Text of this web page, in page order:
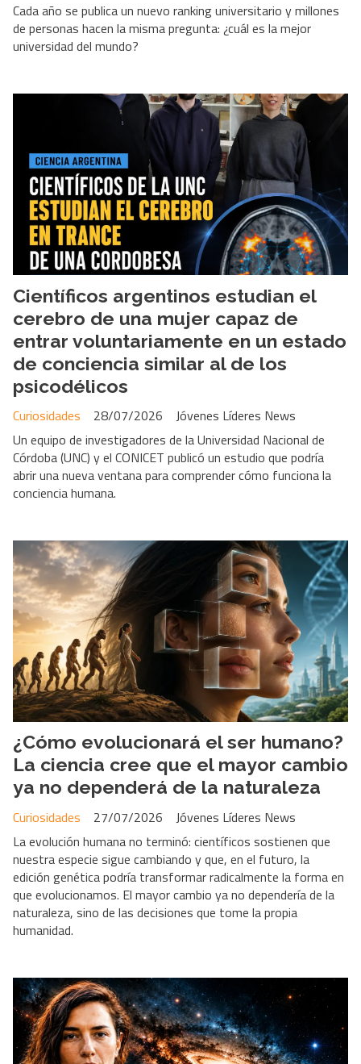
Cada año se publica un nuevo ranking universitario y millones
de personas hacen la misma pregunta: ¿cuál es la mejor
universidad del mundo?
Científicos argentinos estudian el
cerebro de una mujer capaz de
entrar voluntariamente en un estado
de conciencia similar al de los
psicodélicos
Jóvenes Líderes News
Curiosidades
28/07/2026
Un equipo de investigadores de la Universidad Nacional de
Córdoba (UNC) y el CONICET publicó un estudio que podría
abrir una nueva ventana para comprender cómo funciona la
conciencia humana.
¿Cómo evolucionará el ser humano?
La ciencia cree que el mayor cambio
ya no dependerá de la naturaleza
Jóvenes Líderes News
Curiosidades
27/07/2026
La evolución humana no terminó: científicos sostienen que
nuestra especie sigue cambiando y que, en el futuro, la
edición genética podría transformar radicalmente la forma en
que evolucionamos. El mayor cambio ya no dependería de la
naturaleza, sino de las decisiones que tome la propia
humanidad.